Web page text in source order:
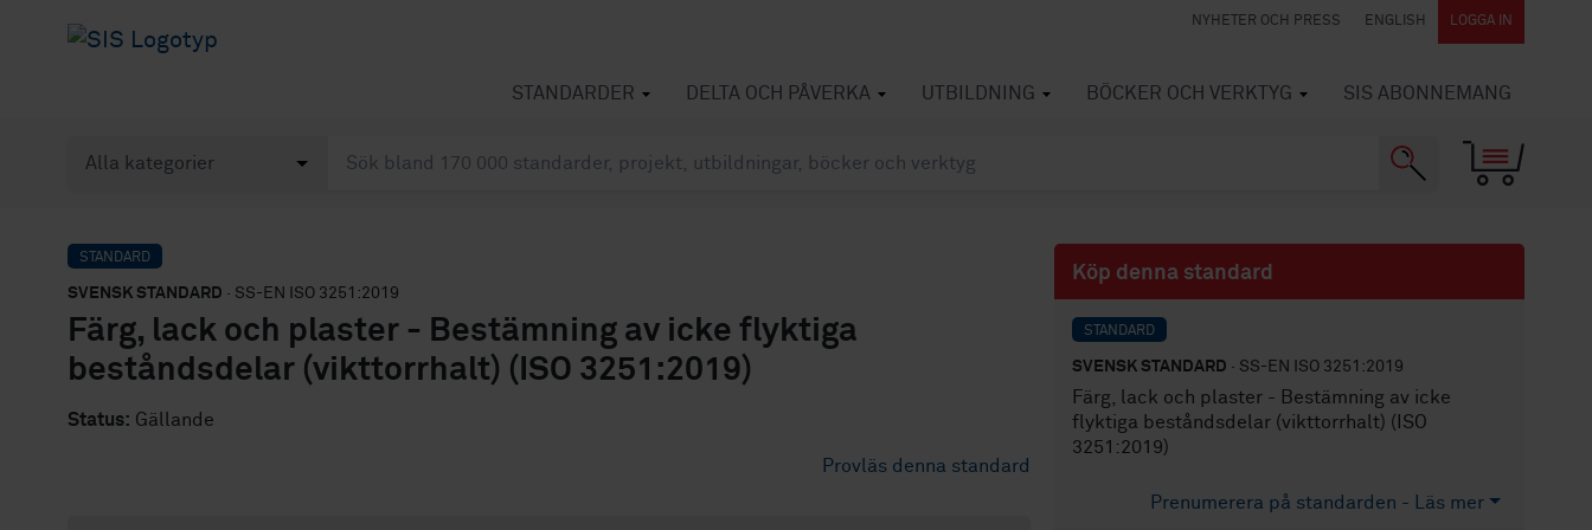
NYHETER OCH PRESS ENGLISH LOGGA IN
STANDARDER DELTA OCH PÅVERKA UTBILDNING BÖCKER OCH VERKTYG SIS ABONNEMANG
STANDARD
SVENSK STANDARD · SS-EN ISO 3251:2019
Färg, lack och plaster - Bestämning av icke flyktiga
beståndsdelar (vikttorrhalt) (ISO 3251:2019)
Status: Gällande
Provläs denna standard
Köp denna standard
STANDARD
SVENSK STANDARD · SS-EN ISO 3251:2019
Färg, lack och plaster - Bestämning av icke
flyktiga beståndsdelar (vikttorrhalt) (ISO
3251:2019)
Prenumerera på standarden - Läs mer